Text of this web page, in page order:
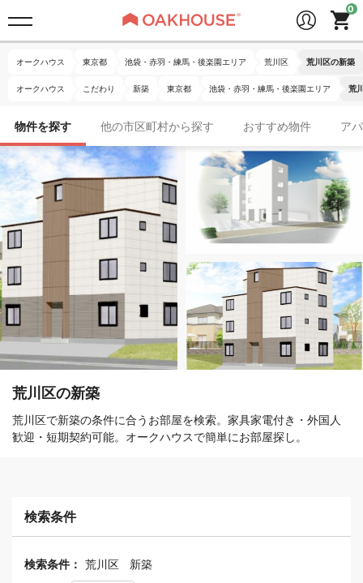
オークハウス 東京都 池袋・赤羽・練馬・後楽園エリア 荒川区 荒川区の新築
オークハウス こだわり 新築 東京都 池袋・赤羽・練馬・後楽園エリア 荒
物件を探す 他の市区町村から探す おすすめ物件 ア
荒川区の新築
荒川区で新築の条件に合うお部屋を検索。家具家電付き・外国人
歓迎・短期契約可能。オークハウスで簡単にお部屋探し。
検索条件
検索条件： 荒川区 新築